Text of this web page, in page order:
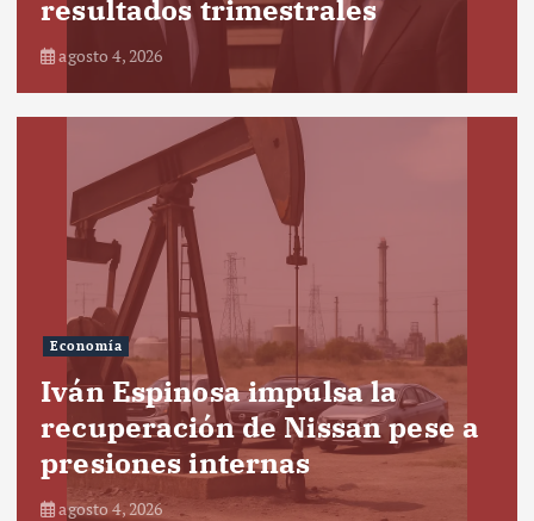
resultados trimestrales
agosto 4, 2026
Economía
Iván Espinosa impulsa la
recuperación de Nissan pese a
presiones internas
agosto 4, 2026